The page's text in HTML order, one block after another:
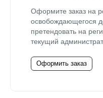
Оформите заказ на
освобождающегося
претендовать на
текущий
Оформить заказ